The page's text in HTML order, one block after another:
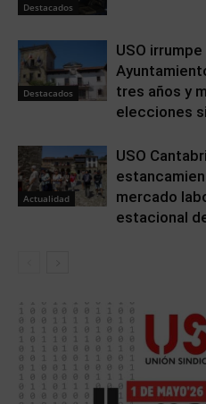
Destacados
Destacados
USO
tres años y
elecciones
Actualidad
USO
mercado
estacional